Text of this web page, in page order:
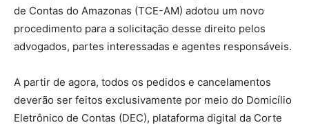
de Contas do Amazonas (TCE-AM) adotou um novo
procedimento para a solicitação desse direito pelos
advogados, partes interessadas e agentes responsáveis.
A partir de agora, todos os pedidos e cancelamentos
deverão ser feitos exclusivamente por meio do Domicílio
Eletrônico de Contas (DEC), plataforma digital da Corte